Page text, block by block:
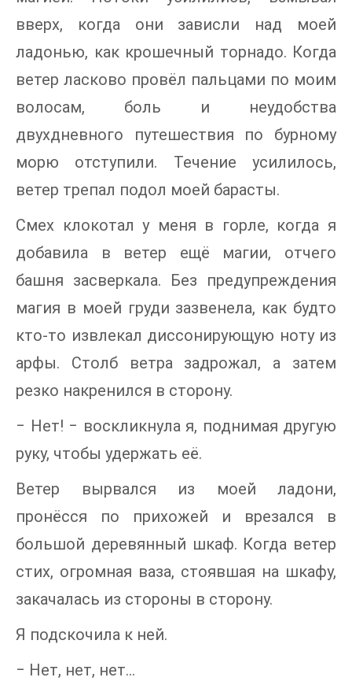
вверх, когда они зависли над моей
ладонью, как крошечный торнадо. Когда
ветер ласково провёл пальцами по моим
волосам, боль и неудобства
двухдневного путешествия по бурному
морю отступили. Течение усилилось,
ветер трепал подол моей барасты.
Смех клокотал у меня в горле, когда я
добавила в ветер ещё магии, отчего
башня засверкала. Без предупреждения
магия в моей груди зазвенела, как будто
кто-то извлекал диссонирующую ноту из
арфы. Столб ветра задрожал, а затем
резко накренился в сторону.
‒ Нет! ‒ воскликнула я, поднимая другую
руку, чтобы удержать её.
Ветер вырвался из моей ладони,
пронёсся по прихожей и врезался в
большой деревянный шкаф. Когда ветер
стих, огромная ваза, стоявшая на шкафу,
закачалась из стороны в сторону.
Я подскочила к ней.
‒ Нет, нет, нет...